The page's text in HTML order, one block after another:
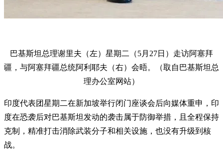
巴基斯坦总理谢里夫（左）星期二（5月27日）走访阿塞拜
疆，与阿塞拜疆总统阿利耶夫（右）会晤。（取自巴基斯坦总
理办公室网站）
印度代表团星期二在新加坡举行闭门座谈会后向媒体重申，印
度在恐袭后对巴基斯坦发动的袭击属于防御举措，且全程保持
克制，精准打击消除武装分子和相关设施，也没有升级到核
战。